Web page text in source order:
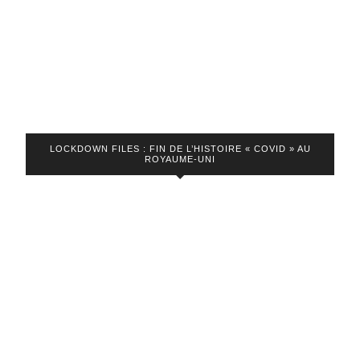
LOCKDOWN FILES : FIN DE L’HISTOIRE « COVID » AU
ROYAUME-UNI